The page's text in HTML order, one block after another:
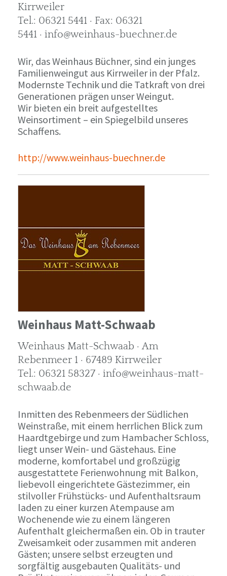
Kirrweiler
Tel.: 06321 5441 · Fax: 06321
5441 · info@weinhaus-buechner.de
Wir, das Weinhaus Büchner, sind ein junges
Familienweingut aus Kirrweiler in der Pfalz.
Modernste Technik und die Tatkraft von drei
Generationen prägen unser Weingut.
Wir bieten ein breit aufgestelltes
Weinsortiment – ein Spiegelbild unseres
Schaffens.
http://www.weinhaus-buechner.de
Weinhaus Matt-Schwaab
Weinhaus Matt-Schwaab · Am
Rebenmeer 1 · 67489 Kirrweiler
Tel.: 06321 58327 · info@weinhaus-matt-
schwaab.de
Inmitten des Rebenmeers der Südlichen
Weinstraße, mit einem herrlichen Blick zum
Haardtgebirge und zum Hambacher Schloss,
liegt unser Wein- und Gästehaus. Eine
moderne, komfortabel und großzügig
ausgestattete Ferienwohnung mit Balkon,
liebevoll eingerichtete Gästezimmer, ein
stilvoller Frühstücks- und Aufenthaltsraum
laden zu einer kurzen Atempause am
Wochenende wie zu einem längeren
Aufenthalt gleichermaßen ein. Ob in trauter
Zweisamkeit oder zusammen mit anderen
Gästen; unsere selbst erzeugten und
sorgfältig ausgebauten Qualitäts- und